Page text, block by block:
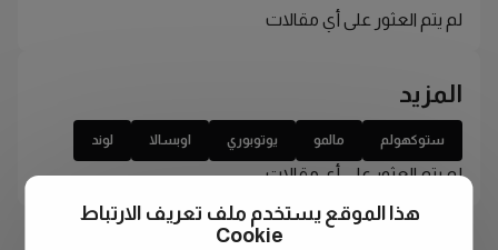
لم يتم العثور على أي مقالات
المزيد
ستوكهولم مالمو يوتوبوري اوبسالا لوند
لم يتم العثور على أي مقالات
هذا الموقع يستخدم ملف تعريف الارتباط
Cookie